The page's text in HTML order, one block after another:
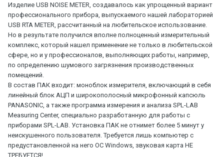
Изделие USB NOISE METER, создавалось как упрощенный вариант
профессионального прибора, выпускаемого нашей лабораторией
USB RTA METER, рассчитанный на любительское использование.
Но в результате получился вполне полноценный измерительный
комплекс, который нашел применение не только в любительской
сфере, но и у профессионалов, выполняющих работы, например,
по определению шумового загрязнения производственных
помещений.
В состав ПАК входит: моноблок измерителя, включающий в себя
линейный блок АЦП и широкополосный микрофонный капсюль
PANASONIC, а также программа измерения и анализа SPL-LAB
Measuring Center, специально разработанную для работы с
приборами SPL-LAB. Установка ПАК не отнимет более 5 минут у
неискушенного пользователя. Требуется лишь компьютер с
предустановленной на него ОС Windows, звуковая карта НЕ
ТРЕБУЕТСЯ!